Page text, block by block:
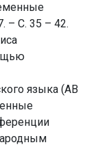
– С. 35 – 42.
языка (АВ